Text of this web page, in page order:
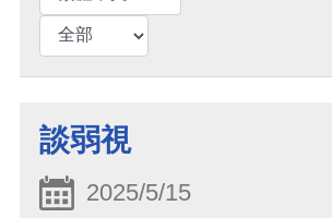
談弱視
2025/5/15